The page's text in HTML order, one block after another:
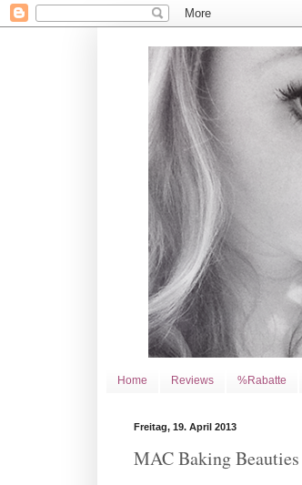
Home Reviews %Rabatte
Freitag, 19. April 2013
MAC Baking